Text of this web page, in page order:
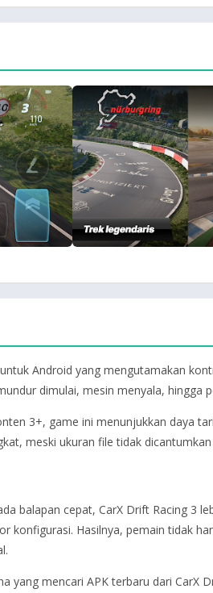
Android yang mengutamakan
dimulai, mesin menyala, hingga
3+, game ini menunjukkan daya
meski ukuran file tidak
balapan cepat, CarX Drift Racing 3
konfigurasi. Hasilnya, pemain tidak
yang mencari APK terbaru dari CarX